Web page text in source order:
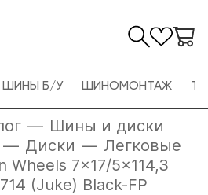
ШИНЫ Б/У ШИНОМОНТАЖ
— Шины и диски
— Диски — Легковые
Wheels 7x17/5x114,3
(Juke) Black-FP